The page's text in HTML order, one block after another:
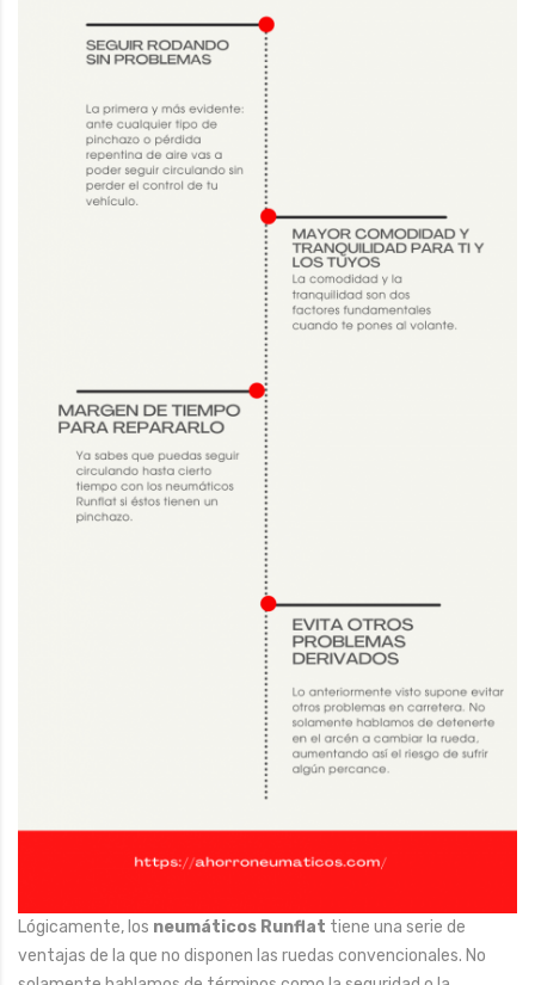
Lógicamente, los neumáticos Runflat tiene una serie de
ventajas de la que no disponen las ruedas convencionales. No